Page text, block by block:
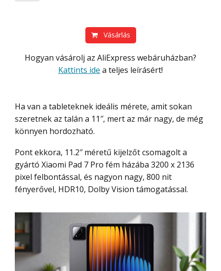
Vásárlás
Hogyan vásárolj az AliExpress webáruházban?
Kattints ide a teljes leírásért!
Ha van a tableteknek ideális mérete, amit sokan
szeretnek az talán a 11″, mert az már nagy, de még
könnyen hordozható.
Pont ekkora, 11.2″ méretű kijelzőt csomagolt a
gyártó Xiaomi Pad 7 Pro fém házába 3200 x 2136
pixel felbontással, és nagyon nagy, 800 nit
fényerővel, HDR10, Dolby Vision támogatással.